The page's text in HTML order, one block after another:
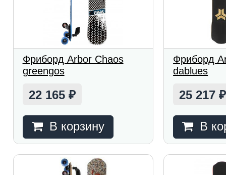
Фриборд Arbor Chaos
greengos
22 165 ₽
В корзину
Фриборд
dablues
25 217₽
В